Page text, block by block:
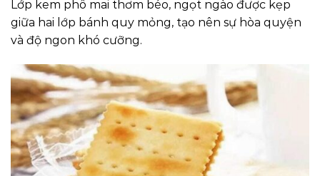
Lớp kem phô mai thơm béo, ngọt ngào được kẹp
giữa hai lớp bánh quy mỏng, tạo nên sự hòa quyện
và độ ngon khó cưỡng.